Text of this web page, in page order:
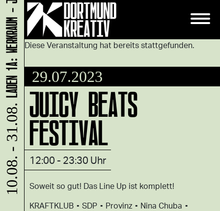
Diese Veranstaltung hat bereits stattgefunden.
29.07.2023
JUICY BEATS
FESTIVAL
12:00 - 23:30 Uhr
Soweit so gut! Das Line Up ist komplett!
KRAFTKLUB ▪ SDP ▪ Provinz ▪ Nina Chuba ▪
10.08. - 31.08.